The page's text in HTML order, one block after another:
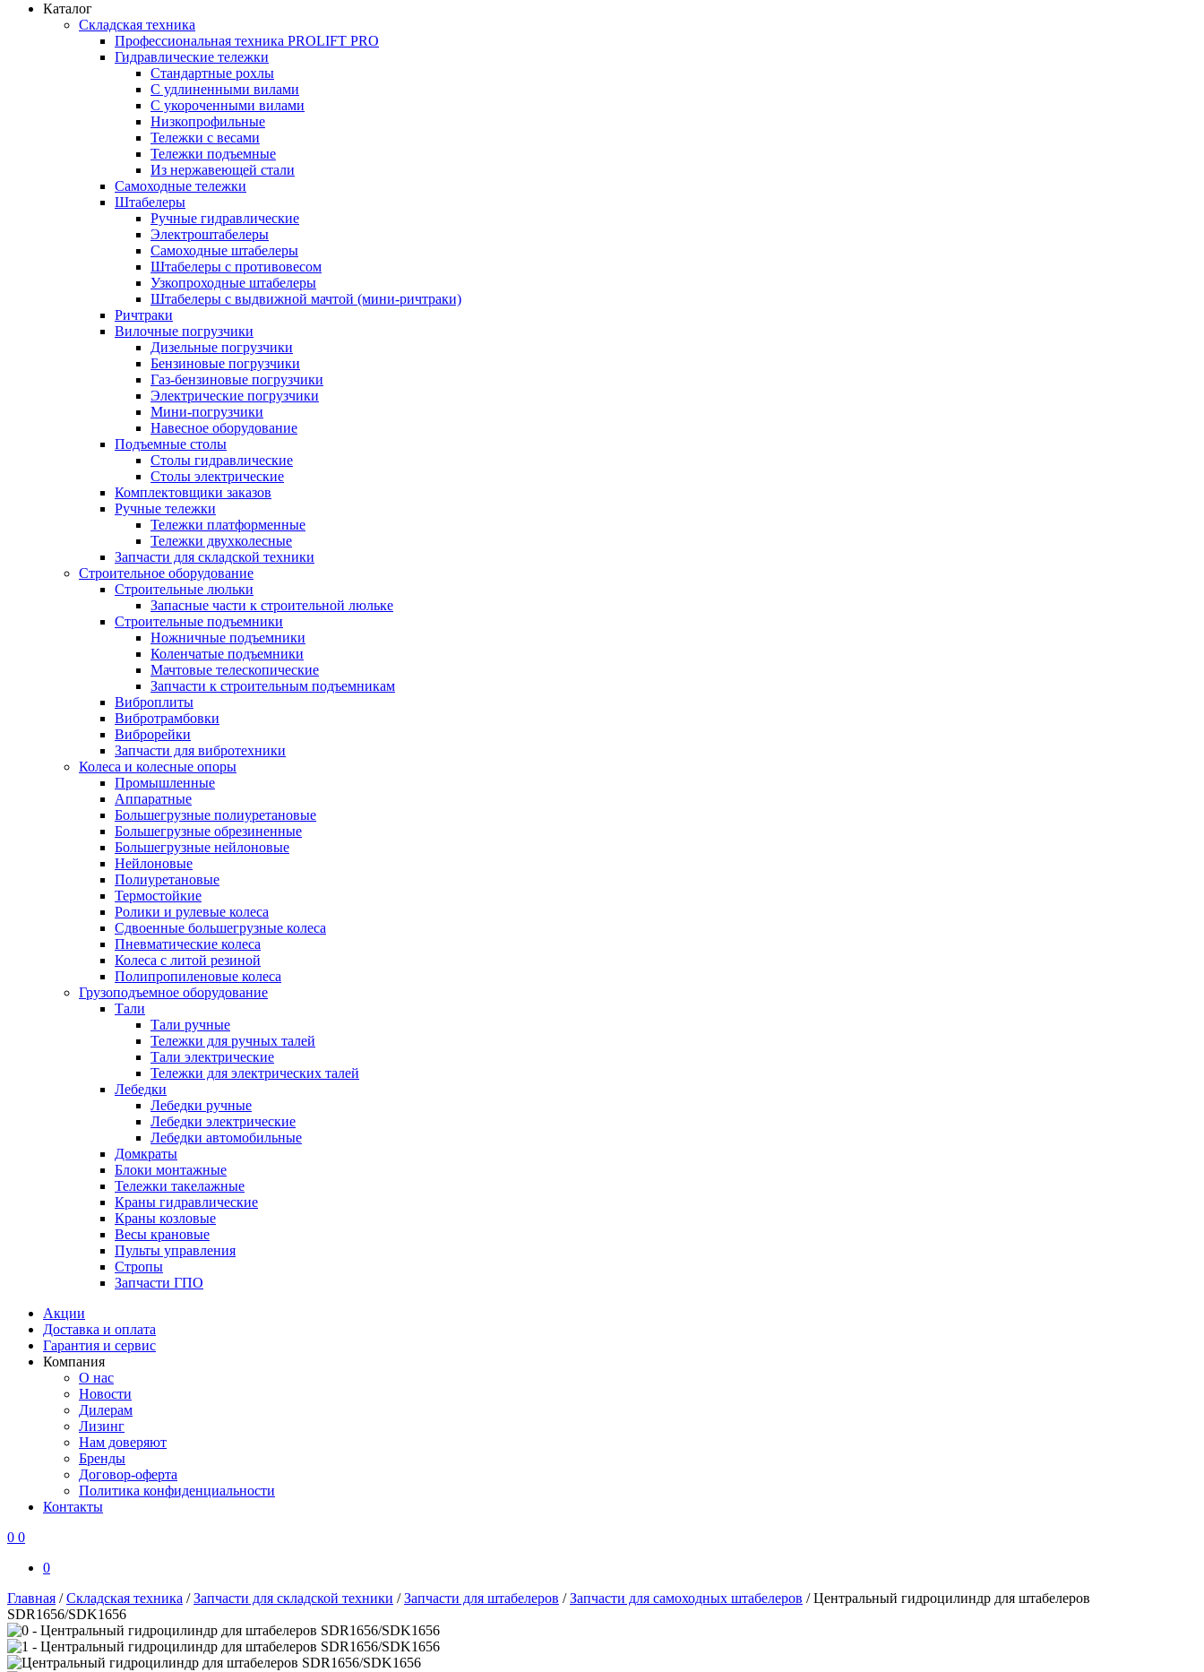
Каталог
Складская техника
Профессиональная техника PROLIFT PRO
Гидравлические тележки
Стандартные рохлы
С удлиненными вилами
С укороченными вилами
Низкопрофильные
Тележки с весами
Тележки подъемные
Из нержавеющей стали
Самоходные тележки
Штабелеры
Ручные гидравлические
Электроштабелеры
Самоходные штабелеры
Штабелеры с противовесом
Узкопроходные штабелеры
Штабелеры с выдвижной мачтой (мини-ричтраки)
Ричтраки
Вилочные погрузчики
Дизельные погрузчики
Бензиновые погрузчики
Газ-бензиновые погрузчики
Электрические погрузчики
Мини-погрузчики
Навесное оборудование
Подъемные столы
Столы гидравлические
Столы электрические
Комплектовщики заказов
Ручные тележки
Тележки платформенные
Тележки двухколесные
Запчасти для складской техники
Строительное оборудование
Строительные люльки
Запасные части к строительной люльке
Строительные подъемники
Ножничные подъемники
Коленчатые подъемники
Мачтовые телескопические
Запчасти к строительным подъемникам
Виброплиты
Вибротрамбовки
Виброрейки
Запчасти для вибротехники
Колеса и колесные опоры
Промышленные
Аппаратные
Большегрузные полиуретановые
Большегрузные обрезиненные
Большегрузные нейлоновые
Нейлоновые
Полиуретановые
Термостойкие
Ролики и рулевые колеса
Сдвоенные большегрузные колеса
Пневматические колеса
Колеса с литой резиной
Полипропиленовые колеса
Грузоподъемное оборудование
Тали
Тали ручные
Тележки для ручных талей
Тали электрические
Тележки для электрических талей
Лебедки
Лебедки ручные
Лебедки электрические
Лебедки автомобильные
Домкраты
Блоки монтажные
Тележки такелажные
Краны гидравлические
Краны козловые
Весы крановые
Пульты управления
Стропы
Запчасти ГПО
Акции
Доставка и оплата
Гарантия и сервис
Компания
О нас
Новости
Дилерам
Лизинг
Нам доверяют
Бренды
Договор-оферта
Политика конфиденциальности
Контакты
0 0
0
Главная /Складская техника /Запчасти для складской техники /Запчасти для штабелеров /Запчасти для самоходных штабелеров /Центральный гидроцилиндр для штабелеров
SDR1656/SDK1656